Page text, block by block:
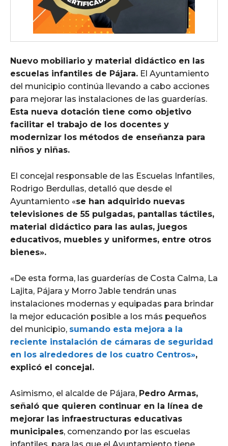
Nuevo mobiliario y material didáctico en las
escuelas infantiles de Pájara. El Ayuntamiento
del municipio continúa llevando a cabo acciones
para mejorar las instalaciones de las guarderías.
Esta nueva dotación tiene como objetivo
facilitar el trabajo de los docentes y
modernizar los métodos de enseñanza para
niños y niñas.
El concejal responsable de las Escuelas Infantiles,
Rodrigo Berdullas, detalló que desde el
Ayuntamiento «se han adquirido nuevas
televisiones de 55 pulgadas, pantallas táctiles,
material didáctico para las aulas, juegos
educativos, muebles y uniformes, entre otros
bienes».
«De esta forma, las guarderías de Costa Calma, La
Lajita, Pájara y Morro Jable tendrán unas
instalaciones modernas y equipadas para brindar
la mejor educación posible a los más pequeños
del municipio, sumando esta mejora a la
reciente instalación de cámaras de seguridad
en los alrededores de los cuatro Centros»,
explicó el concejal.
Asimismo, el alcalde de Pájara, Pedro Armas,
señaló que quieren continuar en la línea de
mejorar las infraestructuras educativas
municipales, comenzando por las escuelas